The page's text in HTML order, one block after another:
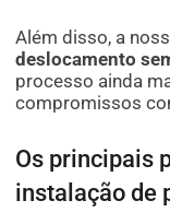
Além disso, a
deslocamento
processo ainda
compromissos
Os principais
instalação de